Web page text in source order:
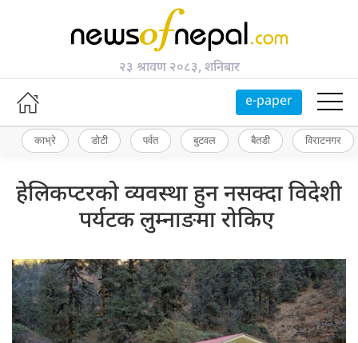
२३ श्रावण २०८३, शनिबार
e-paper
काभ्रे डोटी पर्वत बुटवल बैतडी विराटनगर
हेलिकप्टरको व्यवस्था हुन नसक्दा विदेशी
पर्यटक लुम्नाङमा रोकिए